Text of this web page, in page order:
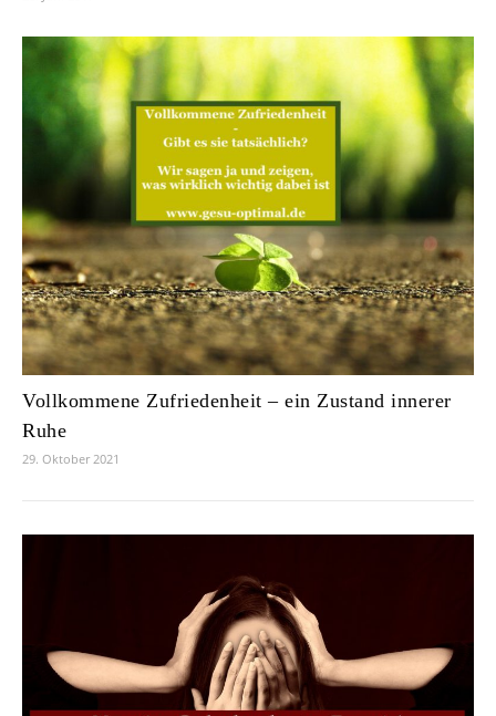
Vollkommene Zufriedenheit – ein Zustand innerer
Ruhe
29. Oktober 2021